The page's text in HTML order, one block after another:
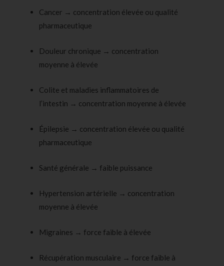
Cancer → concentration élevée ou qualité
pharmaceutique
Douleur chronique → concentration
moyenne à élevée
Colite et maladies inflammatoires de
l’intestin → concentration moyenne à élevée
Épilepsie → concentration élevée ou qualité
pharmaceutique
Santé générale → faible puissance
Hypertension artérielle → concentration
moyenne à élevée
Migraines → force faible à élevée
Récupération musculaire → force faible à